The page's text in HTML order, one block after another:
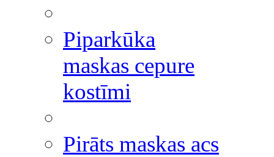
Piparkūka
maskas cepure
kostīmi
Pirāts maskas acs